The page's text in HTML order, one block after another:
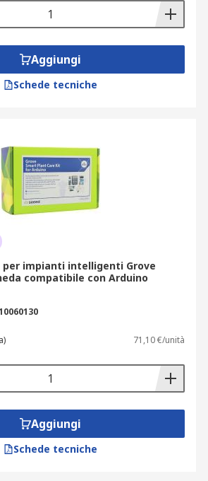
Aggiungi
Schede tecniche
impianti intelligenti Grove
compatibile con Arduino
71,10 €/unità
Aggiungi
Schede tecniche